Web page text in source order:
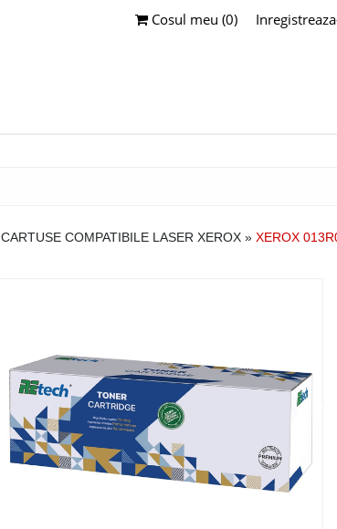
Cosul meu (0)
CARTUSE COMPATIBILE LASER XEROX » XEROX